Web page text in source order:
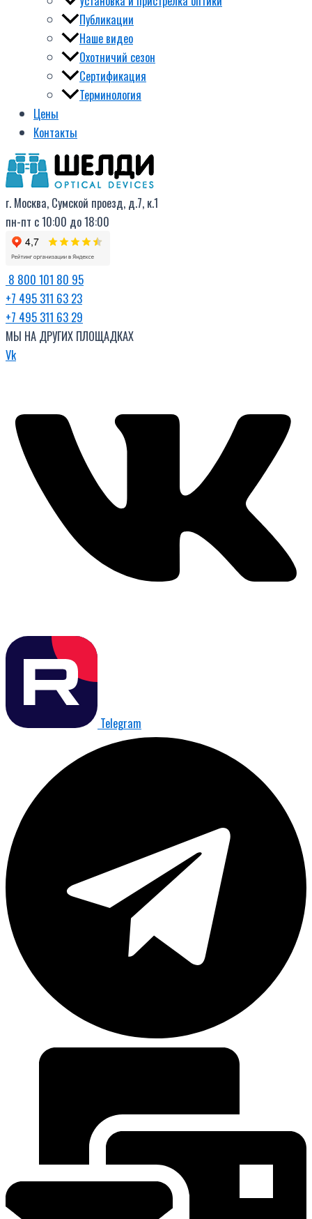
Публикации
Наше видео
Охотничий сезон
Сертификация
Терминология
Цены
Контакты
г. Москва, Сумской проезд, д.7, к.1
пн-пт с 10:00 до 18:00
8 800 101 80 95
+7 495 311 63 23
+7 495 311 63 29
МЫ НА ДРУГИХ ПЛОЩАДКАХ
Vk
Telegram